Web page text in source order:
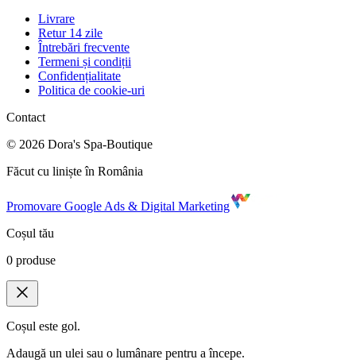
Livrare
Retur 14 zile
Întrebări frecvente
Termeni și condiții
Confidențialitate
Politica de cookie-uri
Contact
© 2026 Dora's Spa-Boutique
Făcut cu liniște în România
Promovare Google Ads & Digital Marketing
Coșul tău
0 produse
Coșul este gol.
Adaugă un ulei sau o lumânare pentru a începe.